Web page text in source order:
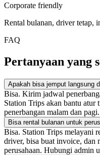
Corporate friendly
Rental bulanan, driver tetap,
FAQ
Pertanyaan yang
Apakah bisa jemput langsung
Bisa. Kirim jadwal
Station Trips akan bantu
penerbangan malam dan pagi.
Bisa rental bulanan untuk
Bisa. Station Trips melayani
driver, bisa buat invoice, dan
perusahaan. Hubungi admin